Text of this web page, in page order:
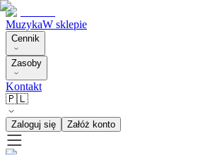
MuzykaW sklepie
Cennik
Zasoby
Kontakt
🇵🇱
Zaloguj się Załóż konto